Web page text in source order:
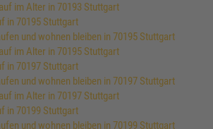
im Alter in 70193 Stuttgart
in 70195 Stuttgart
und wohnen bleiben in 70195 Stuttgart
im Alter in 70195 Stuttgart
in 70197 Stuttgart
und wohnen bleiben in 70197 Stuttgart
im Alter in 70197 Stuttgart
in 70199 Stuttgart
und wohnen bleiben in 70199 Stuttgart